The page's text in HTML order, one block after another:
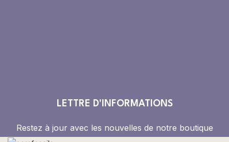
LETTRE D'INFORMATIONS
Restez à jour avec les nouvelles de notre boutique